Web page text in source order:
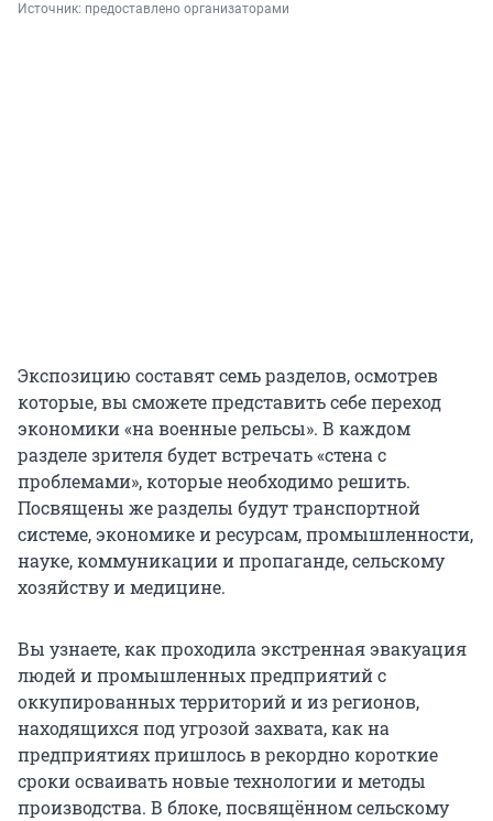
Источник: предоставлено организаторами
Экспозицию составят семь разделов, осмотрев
которые, вы сможете представить себе переход
экономики «на военные рельсы». В каждом
разделе зрителя будет встречать «стена с
проблемами», которые необходимо решить.
Посвящены же разделы будут транспортной
системе, экономике и ресурсам, промышленности,
науке, коммуникации и пропаганде, сельскому
хозяйству и медицине.
Вы узнаете, как проходила экстренная эвакуация
людей и промышленных предприятий с
оккупированных территорий и из регионов,
находящихся под угрозой захвата, как на
предприятиях пришлось в рекордно короткие
сроки осваивать новые технологии и методы
производства. В блоке, посвящённом сельскому